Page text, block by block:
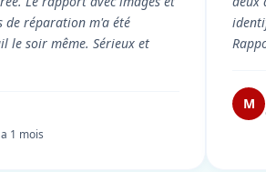
de réparation m'a été
le soir même. Sérieux et
1 mois
M